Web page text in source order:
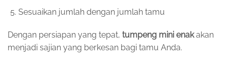
Sesuaikan jumlah dengan jumlah tamu
Dengan persiapan yang tepat, tumpeng mini enakakan
menjadi sajian yang berkesan bagi tamu Anda.